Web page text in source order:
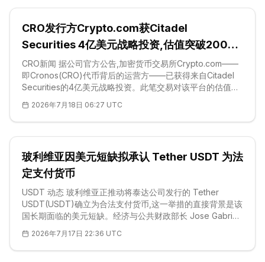
Securitize Markets 参与承销与结算。由于 Securitize 的旗
笔交易进一步巩固了以太坊作为机构级链上金融首
CRO发行方Crypto.com获Citadel
Securities 4亿美元战略投资,估值突破200亿
美元
CRO新闻 据公司官方公告,加密货币交易所Crypto.com——
即Cronos(CRO)代币背后的运营方——已获得来自Citadel
Securities的4亿美元战略投资。此笔交易对该平台的估值超
最大的做市商之一,Citadel Securities将本次注资定义为对传
统金融与数字资产基础设施加速融合的一次押注。对CRO持
有者而言,这笔合作把一家顶级华尔街流动性提供商直接接入
2026年7月18日 06:27 UTC
玻利维亚因美元短缺拟承认 Tether USDT 为法
定支付货币
USDT 动态 玻利维亚正推动将泰达公司发行的 Tether
USDT(USDT)确立为合法支付货币,这一举措的直接背景是该
国长期面临的美元短缺。经济与公共财政部长 Jose Gabriel
维亚诺及美元并行,用于支付和储蓄。该提案仍在审议之中,并
将附带反洗钱保障措施——因为玻利维亚目前被列入金融行
2026年7月17日 22:36 UTC